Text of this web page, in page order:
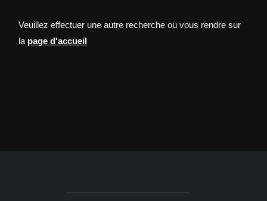
Veuillez effectuer une autre recherche ou vous rendre sur
la page d'accueil